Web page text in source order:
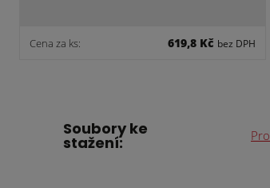
Cena za ks: 619,8 Kč bez DPH
Soubory ke
stažení: